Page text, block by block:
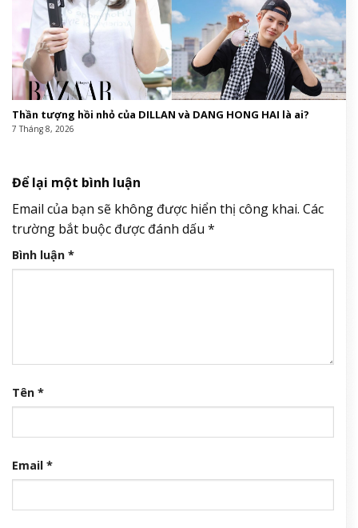
Thần tượng hồi nhỏ của DILLAN và DANG HONG HAI là ai?
7 Tháng 8, 2026
Để lại một bình luận
Email của bạn sẽ không được hiển thị công khai. Các
trường bắt buộc được đánh dấu *
Bình luận *
Tên *
Email *